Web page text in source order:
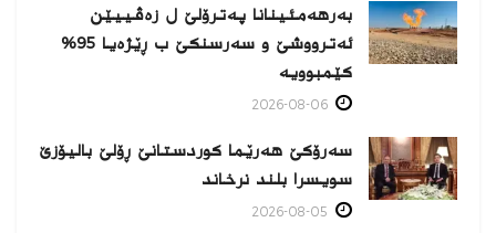
بەرهەمئینانا په‌ترۆلێ ل زه‌ڤییێن
ئەترووشێ و سەرسنكێ ب ڕێژەیا 95%
كێمبوویە
سەرۆکێ هەرێما کوردستانێ ڕۆلێ بالیۆزێ
سویسرا بلند نرخاند